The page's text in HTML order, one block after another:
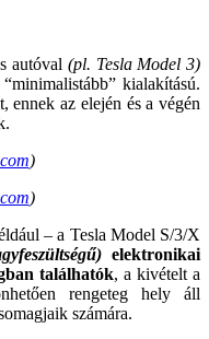
autóval (pl. Tesla Model 3)
kialakítású.
ennek az elején és a végén
)
)
– a Tesla Model S/3/X
elektronikai
találhatók, a kivételt a
rengeteg hely áll
számára.